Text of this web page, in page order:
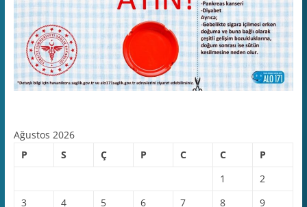
Ağustos 2026
P
S Ç P C C
P
1
2
3
4 5 6 7 8 9